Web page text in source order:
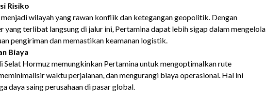
Risiko
wilayah yang rawan konflik dan ketegangan geopolitik. Dengan
yang terlibat langsung di jalur ini, Pertamina dapat lebih sigap dalam mengelola
pengiriman dan memastikan keamanan logistik.
Biaya
Selat Hormuz memungkinkan Pertamina untuk mengoptimalkan rute
waktu perjalanan, dan mengurangi biaya operasional. Hal ini
daya saing perusahaan di pasar global.